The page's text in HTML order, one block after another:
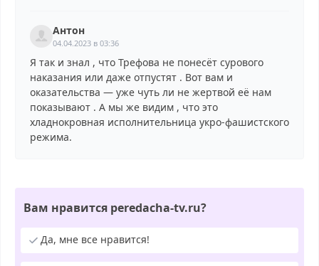
Антон
04.04.2023 в 03:36
Я так и знал , что Трефова не понесёт сурового
наказания или даже отпустят . Вот вам и
оказательства — уже чуть ли не жертвой её нам
показывают . А мы же видим , что это
хладнокровная исполнительница укро-фашистского
режима.
Вам нравится peredacha-tv.ru?
Да, мне все нравится!